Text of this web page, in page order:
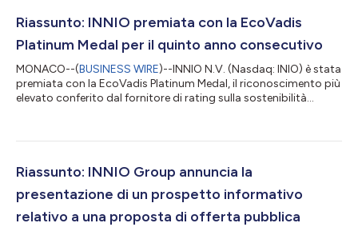
Riassunto: INNIO premiata con la EcoVadis
Platinum Medal per il quinto anno consecutivo
MONACO--(BUSINESS WIRE)--INNIO N.V. (Nasdaq: INIO) è stata
premiata con la EcoVadis Platinum Medal, il riconoscimento più
elevato conferito dal fornitore di rating sulla sostenibilità
consecutivo dal 2022. Nell'ultimo ciclo di valutazione, INNIO ha
complessivo rispetto all'anno precedente introducendo altre
Riassunto: INNIO Group annuncia la
presentazione di un prospetto informativo
relativo a una proposta di offerta pubblica